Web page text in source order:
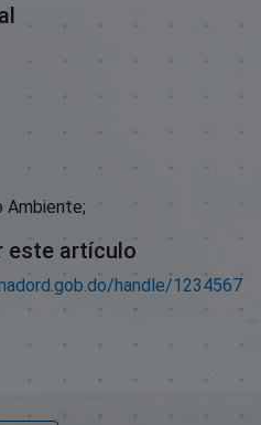
Ambiente;
este artículo
handle/1234567